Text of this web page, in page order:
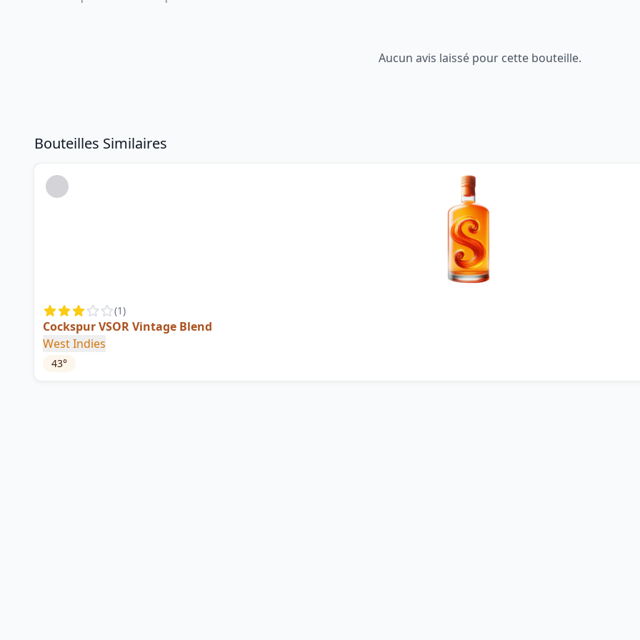
Aucun avis laissé pour cette bouteille.
Bouteilles Similaires
(1)
Cockspur VSOR Vintage Blend
West Indies
43°